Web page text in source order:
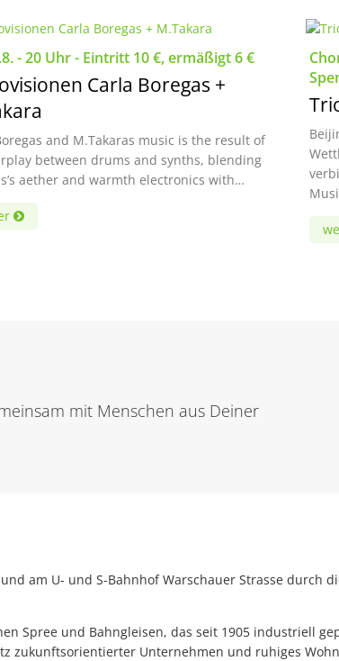
- 20 Uhr - Eintritt 10 €, ermäßigt 6 €
Carla Boregas +
and M.Takaras music is the result of
between drums and synths, blending
aether and warmth electronics with…
mit Menschen aus Deiner
am U- und S-Bahnhof Warschauer Strasse durch
Spree und Bahngleisen, das seit 1905 industriell
zukunftsorientierter Unternehmen und ruhiges